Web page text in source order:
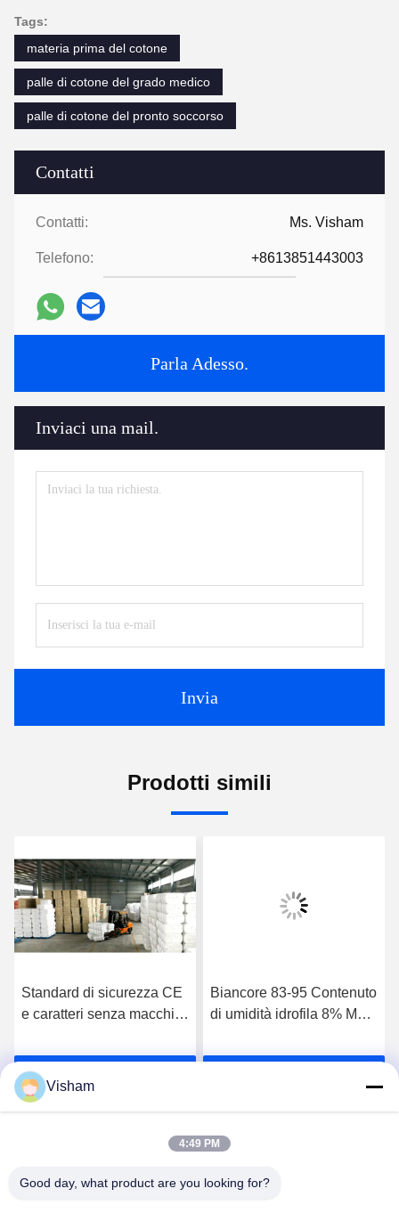
Contatti
Contatti: Ms. Visham
Telefono: +8613851443003
Parla Adesso.
Inviaci una mail.
Invia
Tags:
materia prima del cotone
palle di cotone del grado medico
palle di cotone del pronto soccorso
Prodotti simili
Standard di sicurezza CE
e caratteri senza macchia
di cotone grezzo
Biancore 83-95 Contenuto
di umidità idrofila 8% Max
e la gestione dell'umidità
Visham
4:49 PM
Good day, what product are you looking for?